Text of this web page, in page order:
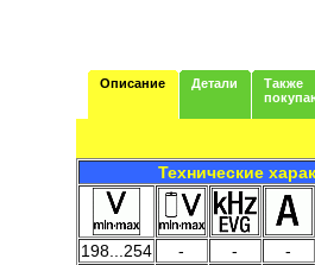
Описание Детали
Также
Технические
198...254 - - -